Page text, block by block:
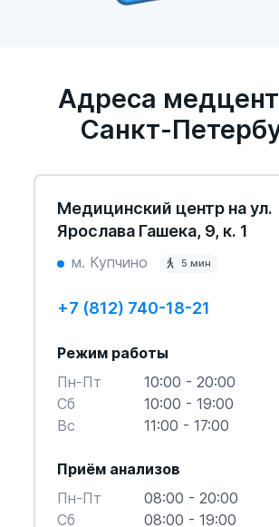
Адреса
Санкт-
Медицинский центр на ул.
Ярослава Гашека, 9, к. 1
м. Купчино 5 мин
+7 (812) 740-18-21
Режим работы
Пн-Пт
10:00 - 20:00
Cб
10:00 - 19:00
Вс
11:00 - 17:00
Приём анализов
Пн-Пт
08:00 - 20:00
Cб
08:00 - 19:00